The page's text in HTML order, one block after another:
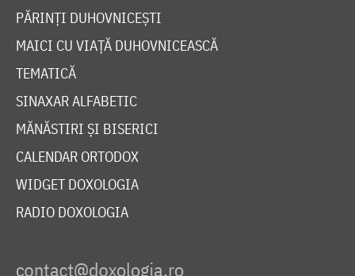
PĂRINȚI DUHOVNICEȘTI
MAICI CU VIAȚĂ DUHOVNICEASCĂ
TEMATICĂ
SINAXAR ALFABETIC
MĂNĂSTIRI ȘI BISERICI
CALENDAR ORTODOX
WIDGET DOXOLOGIA
RADIO DOXOLOGIA